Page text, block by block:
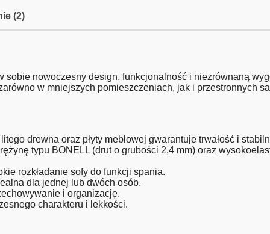
(2)
sobie nowoczesny design, funkcjonalność i niezrównaną
w mniejszych pomieszczeniach, jak i przestronnych
drewna oraz płyty meblowej gwarantuje trwałość i
typu BONELL (drut o grubości 2,4 mm) oraz
rozkładanie sofy do funkcji spania.
dla jednej lub dwóch osób.
i organizację.
charakteru i lekkości.